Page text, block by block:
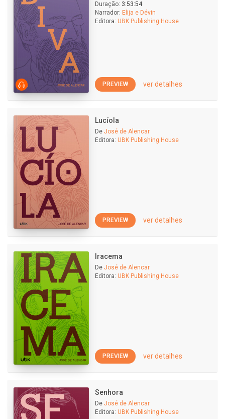
Duração: 3:53:54
Narrador: Elija e Dévin
Editora: UBK Publishing House
PREVIEW ver detalhes
Lucíola
De José de Alencar
Editora: UBK Publishing House
PREVIEW ver detalhes
Iracema
De José de Alencar
Editora: UBK Publishing House
PREVIEW ver detalhes
Senhora
De José de Alencar
Editora: UBK Publishing House